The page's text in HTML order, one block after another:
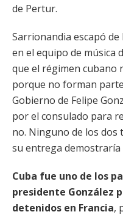
de Pertur.
Sarrionandia escapó
en el equipo de música
que el régimen cubano
porque no forman
Gobierno de Felipe
por el consulado para
no. Ninguno de los dos
su entrega
Cuba fue uno de los
presidente González
detenidos en Francia,